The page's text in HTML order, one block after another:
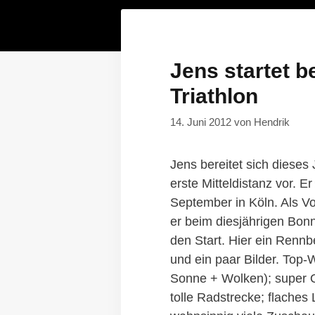
Jens startet
Triathlon
14. Juni 2012 von Hendrik
Jens bereitet sich dieses
erste Mitteldistanz vor.
September in Köln. Als
er beim diesjährigen
den Start. Hier ein
und ein paar Bilder. Top-
Sonne + Wolken); super
tolle Radstrecke; flaches